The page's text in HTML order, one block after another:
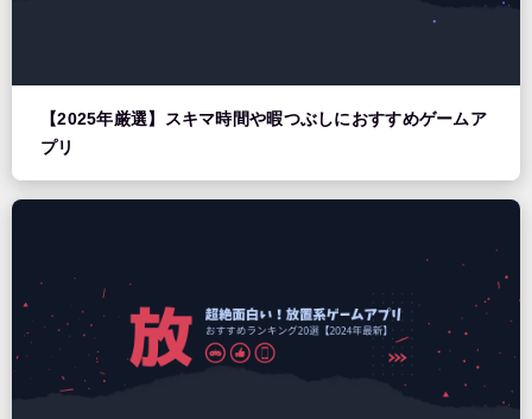
【2025年厳選】スキマ時間や暇つぶしにおすすめゲームア
プリ